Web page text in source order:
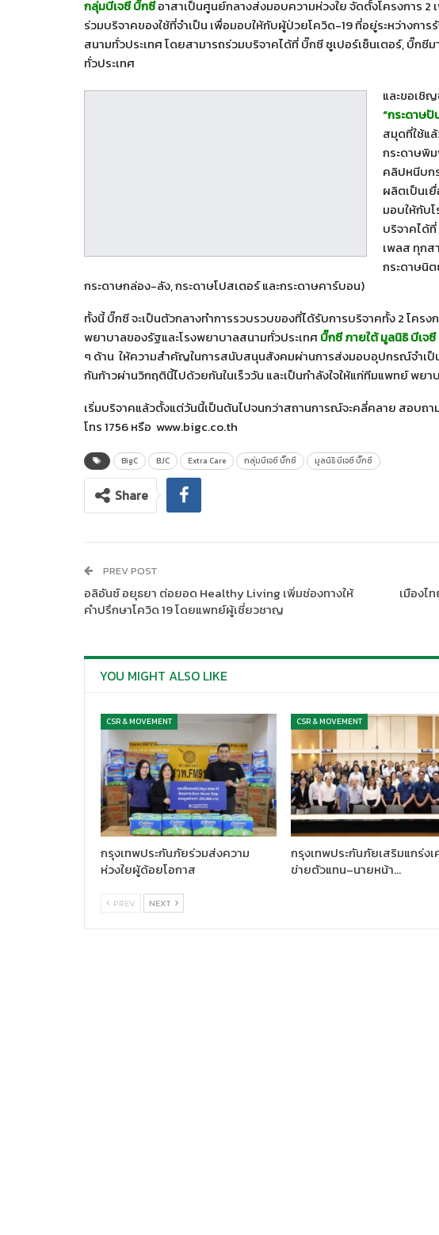
กลุ่มบีเจซี บิ๊กซีอาสาเป็นศูนย์กลางส่งมอบความห่วงใย จัดตั้งโครงการ 2
ร่วมบริจาคของใช้ที่จำเป็น เพื่อมอบให้กับผู้ป่วยโควิด-19 ที่อยู่ระหว่างกา
สนามทั่วประเทศ โดยสามารถร่วมบริจาคได้ที่ บิ๊กซี ซูเปอร์เซ็นเตอร์, บิ๊กซี
ทั่วประเทศ
และขอเชิ
“กระดาษปั
สมุดที่ใช้แล้
กระดาษพิ
คลิปหนีบก
ผลิตเป็นเ
มอบให้กับ
บริจาคได้
เพลส ทุกส
กระดาษนิ
กระดาษกล่อง-ลัง, กระดาษโปสเตอร์ และกระดาษคาร์บอน)
ทั้งนี้ บิ๊กซี จะเป็นตัวกลางทำการรวบรวบของที่ได้รับการบริจาคทั้ง 2 โครง
พยาบาลของรัฐและโรงพยาบาลสนามทั่วประเทศ บิ๊กซี ภายใต้ มูลนิธิ บีเจ
ๆ ด้าน ให้ความสำคัญในการสนับสนุนสังคมผ่านการส่งมอบอุปกรณ์จำเป็น
กันก้าวผ่านวิกฤตินี้ไปด้วยกันในเร็ววัน และเป็นกำลังใจให้แก่ทีมแพทย์ พย
เริ่มบริจาคแล้วตั้งแต่วันนี้เป็นต้นไปจนกว่าสถานการณ์จะคลี่คลาย สอบถ
โทร 1756 หรือ www.bigc.co.th
BigC BJC Extra Care กลุ่มบีเจซี บิ๊กซี มูลนิธิ บีเจซี บิ๊กซี
Share
PREV POST
อลิอันซ์ อยุธยา ต่อยอด Healthy Living เพิ่มช่องทางให้
คำปรึกษาโควิด 19 โดยแพทย์ผู้เชี่ยวชาญ
เมืองไ
YOU MIGHT ALSO LIKE
CSR & MOVEMENT
กรุงเทพประกันภัยร่วมส่งความ
ห่วงใยผู้ด้อยโอกาส
CSR & MOVEMENT
กรุงเทพประกันภัยเสริมแกร่งเ
ข่ายตัวแทน–นายหน้า…
PREV NEXT